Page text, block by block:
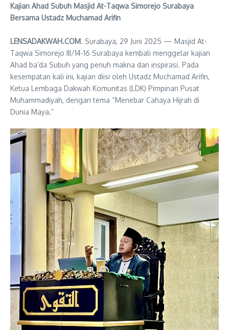
Kajian Ahad Subuh Masjid At-Taqwa Simorejo Surabaya
Bersama Ustadz Muchamad Arifin
LENSADAKWAH.COM. Surabaya, 29 Juni 2025 — Masjid At-
Taqwa Simorejo III/14-16 Surabaya kembali menggelar kajian
Ahad ba’da Subuh yang penuh makna dan inspirasi. Pada
kesempatan kali ini, kajian diisi oleh Ustadz Muchamad Arifin,
Ketua Lembaga Dakwah Komunitas (LDK) Pimpinan Pusat
Muhammadiyah, dengan tema “Menebar Cahaya Hijrah di
Dunia Maya.”